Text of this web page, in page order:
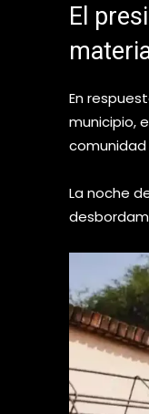
El
En
municipio,
comunidad
La noche